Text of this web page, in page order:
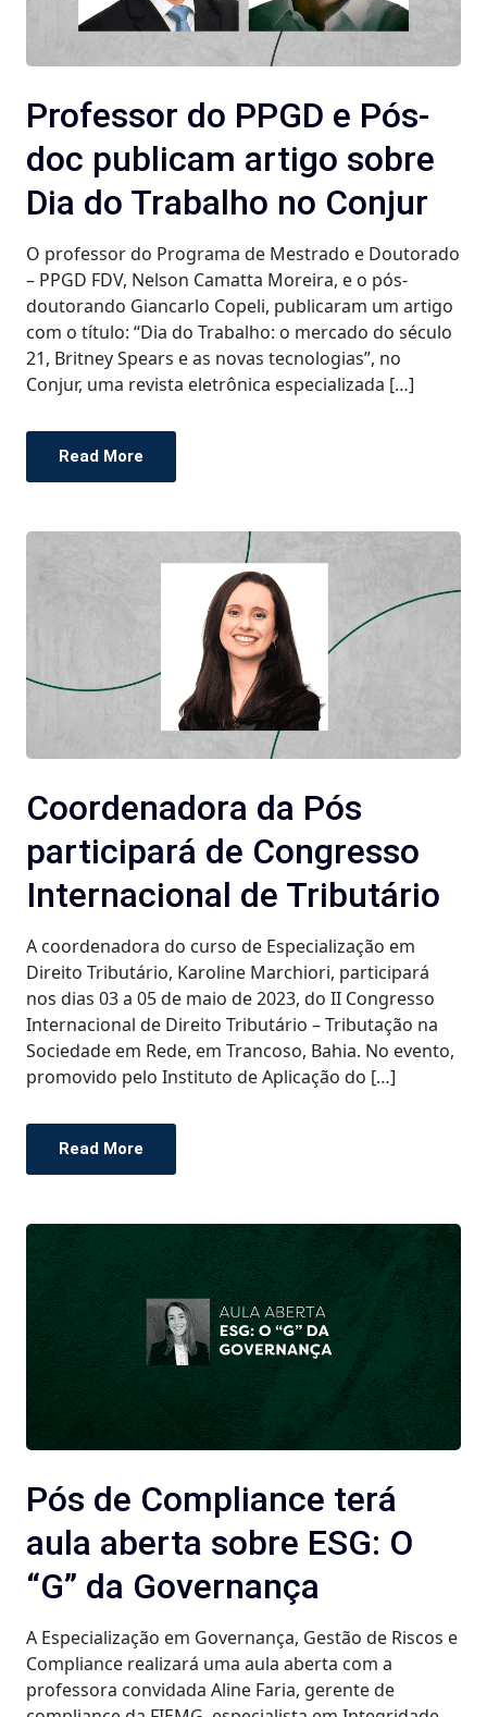
Professor do PPGD e Pós-
doc publicam artigo sobre
Dia do Trabalho no Conjur
O professor do Programa de Mestrado e Doutorado
– PPGD FDV, Nelson Camatta Moreira, e o pós-
doutorando Giancarlo Copeli, publicaram um artigo
com o título: “Dia do Trabalho: o mercado do século
21, Britney Spears e as novas tecnologias”, no
Conjur, uma revista eletrônica especializada […]
Read More
Coordenadora da Pós
participará de Congresso
Internacional de Tributário
A coordenadora do curso de Especialização em
Direito Tributário, Karoline Marchiori, participará
nos dias 03 a 05 de maio de 2023, do II Congresso
Internacional de Direito Tributário – Tributação na
Sociedade em Rede, em Trancoso, Bahia. No evento,
promovido pelo Instituto de Aplicação do […]
Read More
Pós de Compliance terá
aula aberta sobre ESG: O
“G” da Governança
A Especialização em Governança, Gestão de Riscos e
Compliance realizará uma aula aberta com a
professora convidada Aline Faria, gerente de